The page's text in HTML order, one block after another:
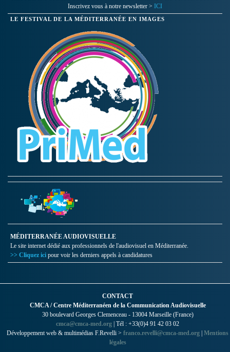
Inscrivez vous à notre newsletter > ICI
LE FESTIVAL DE LA MÉDITERRANÉE EN IMAGES
MÉDITERRANÉE AUDIOVISUELLE
Le site internet dédié aux professionnels de l'audiovisuel en Méditerranée.
>> Cliquez ici pour voir les derniers appels à candidatures
CONTACT
CMCA / Centre Méditerranéen de la Communication Audiovisuelle
30 boulevard Georges Clemenceau - 13004 Marseille (France)
cmca@cmca-med.org | Tél : +33(0)4 91 42 03 02
Développement web & multimédias F.Revelli > franco.revelli@cmca-med.org Mentions
légales